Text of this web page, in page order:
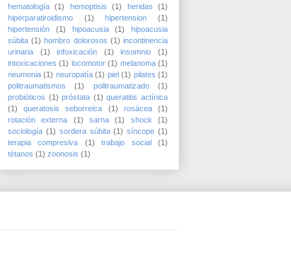
hematología
(1) hemoptisis (1) heridas
(1)
hiperparatiroidismo
(1) hipertension
(1)
hipertensión
(1) hipoacusia (1)
hipoacusia
súbita (1) hombro dolorosos (1) incontinencia
urinaria
(1) infoxicación (1) insomnio
(1)
intoxicaciones (1) locomotor (1) melanoma (1)
neumonia (1) neuropatía (1) piel (1) pilates (1)
politraumatismos
(1) politraumatizado
(1)
probióticos (1) próstata (1) queratitis actínica
(1)
queratosis seborreica (1) rosácea
(1)
rotación externa
(1) sarna (1) shock
(1)
sociología (1) sordera súbita (1) síncope (1)
terapia compresiva
(1) trabajo social
(1)
tétanos (1) zoonosis (1)